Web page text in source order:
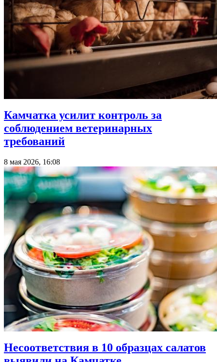
Камчатка усилит контроль за
соблюдением ветеринарных
требований
8 мая 2026, 16:08
Несоответствия в 10 образцах салатов